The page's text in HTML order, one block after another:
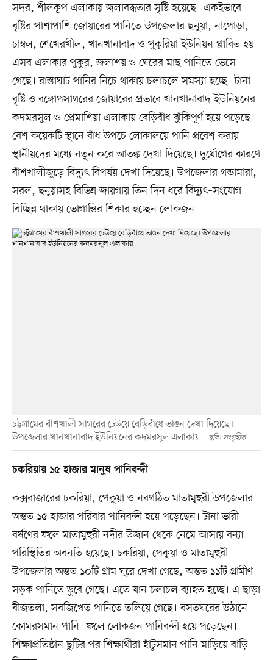
সদর, শীলকূপ এলাকায় জলাবদ্ধতার সৃষ্টি হয়েছে। একইভাবে
বৃষ্টির পাশাপাশি জোয়ারের পানিতে উপজেলার ছনুয়া, নাপোড়া,
চাম্বল, শেখেরখীল, খানখানাবাদ ও পুকুরিয়া ইউনিয়ন প্লাবিত হয়।
এসব এলাকার পুকুর, জলাশয় ও ঘেরের মাছ পানিতে ভেসে
গেছে। রাস্তাঘাট পানির নিচে থাকায় চলাচলে সমস্যা হচ্ছে। টানা
বৃষ্টি ও বঙ্গোপসাগরের জোয়ারের প্রভাবে খানখানাবাদ ইউনিয়নের
কদমরসুল ও প্রেমাশিয়া এলাকায় বেড়িবাঁধ ঝুঁকিপূর্ণ হয়ে পড়েছে।
বেশ কয়েকটি স্থানে বাঁধ উপচে লোকালয়ে পানি প্রবেশ করায়
স্থানীয়দের মধ্যে নতুন করে আতঙ্ক দেখা দিয়েছে। দুর্যোগের কারণে
বাঁশখালীজুড়ে বিদ্যুৎ বিপর্যয় দেখা দিয়েছে। উপজেলার গন্ডামারা,
সরল, ছনুয়াসহ বিভিন্ন জায়গায় তিন দিন ধরে বিদ্যুৎ–সংযোগ
বিচ্ছিন্ন থাকায় ভোগান্তির শিকার হচ্ছেন লোকজন।
চট্টগ্রামের বাঁশখালী সাগরের ঢেউয়ে বেড়িবাঁধে ভাঙন দেখা দিয়েছে।
উপজেলার খানখানাবাদ ইউনিয়নের কদমরসুল এলাকায়
ছবি: সংগৃহীত
চকরিয়ায় ১৫ হাজার মানুষ পানিবন্দী
কক্সবাজারের চকরিয়া, পেকুয়া ও নবগঠিত মাতামুহুরী উপজেলার
অন্তত ১৫ হাজার পরিবার পানিবন্দী হয়ে পড়েছেন। টানা ভারী
বর্ষণের ফলে মাতামুহুরী নদীর উজান থেকে নেমে আসায় বন্যা
পরিস্থিতির অবনতি হয়েছে। চকরিয়া, পেকুয়া ও মাতামুহুরী
উপজেলার অন্তত ১০টি গ্রাম ঘুরে দেখা গেছে, অন্তত ১১টি গ্রামীণ
সড়ক পানিতে ডুবে গেছে। এতে যান চলাচল ব্যাহত হচ্ছে। এ ছাড়া
বীজতলা, সবজিখেত পানিতে তলিয়ে গেছে। বসতঘরের উঠানে
কোমরসমান পানি। ফলে লোকজন পানিবন্দী হয়ে পড়েছেন।
শিক্ষাপ্রতিষ্ঠান ছুটির পর শিক্ষার্থীরা হাঁটুসমান পানি মাড়িয়ে বাড়ি